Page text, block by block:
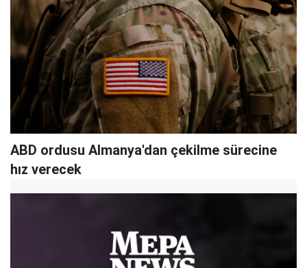
ABD ordusu Almanya'dan çekilme sürecine
hız verecek